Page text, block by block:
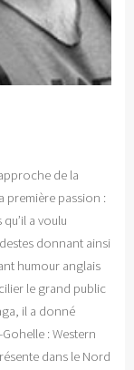
de la
première passion :
a voulu
donnant ainsi
humour anglais
le grand public
il a donné
: Western
dans le Nord